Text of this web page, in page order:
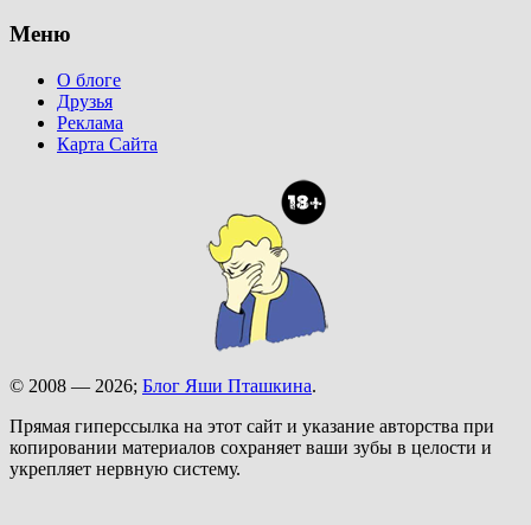
Меню
О блоге
Друзья
Реклама
Карта Сайта
© 2008 — 2026; Блог Яши Пташкина.
Прямая гиперссылка на этот сайт и указание авторства при
копировании материалов сохраняет ваши зубы в целости и
укрепляет нервную систему.